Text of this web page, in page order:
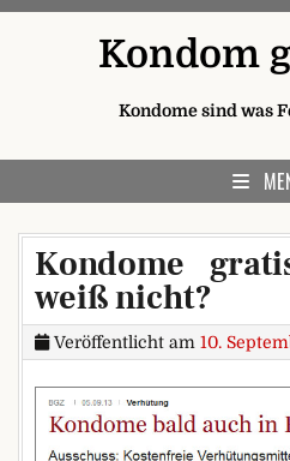
Kondom
Kondome sind was
Kondome
weiß nicht?
Veröffentlicht am 10.